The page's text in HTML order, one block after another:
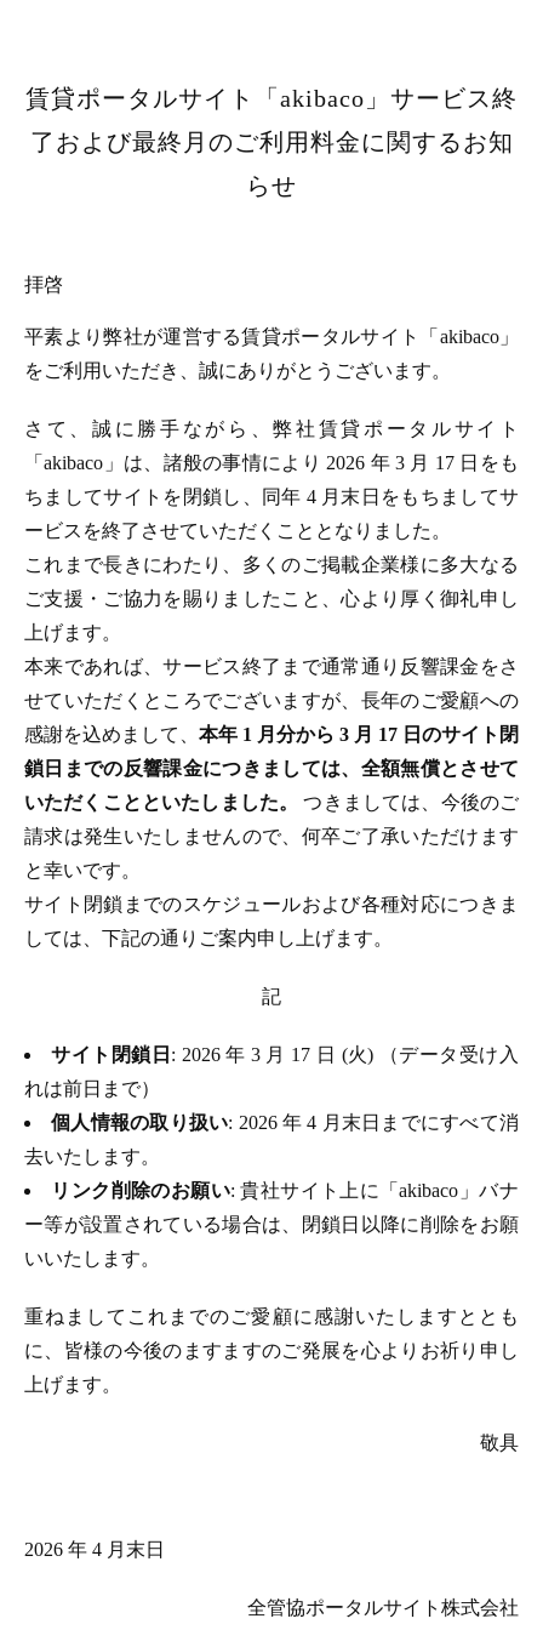
賃貸ポータルサイト「akibaco」サービス終
了および最終月のご利用料金に関するお知
らせ
拝啓
平素より弊社が運営する賃貸ポータルサイト「akibaco」
をご利用いただき、誠にありがとうございます。
さて、誠に勝手ながら、弊社賃貸ポータルサイト
「akibaco」は、諸般の事情により 2026 年 3 月 17 日をも
ちましてサイトを閉鎖し、同年 4 月末日をもちましてサ
ービスを終了させていただくこととなりました。
これまで長きにわたり、多くのご掲載企業様に多大なる
ご支援・ご協力を賜りましたこと、心より厚く御礼申し
上げます。
本来であれば、サービス終了まで通常通り反響課金をさ
せていただくところでございますが、長年のご愛顧への
感謝を込めまして、 本年 1 月分から 3 月 17 日のサイト閉
鎖日までの反響課金につきましては、全額無償とさせて
いただくことといたしました。つきましては、今後のご
請求は発生いたしませんので、何卒ご了承いただけます
と幸いです。
サイト閉鎖までのスケジュールおよび各種対応につきま
しては、下記の通りご案内申し上げます。
記
サイト閉鎖日 : 2026 年 3 月 17 日 (火) （データ受け入
れは前日まで）
個人情報の取り扱い: 2026 年 4 月末日までにすべて消
去いたします。
リンク削除のお願い: 貴社サイト上に「akibaco」バナ
ー等が設置されている場合は、閉鎖日以降に削除をお願
いいたします。
重ねましてこれまでのご愛顧に感謝いたしますととも
に、皆様の今後のますますのご発展を心よりお祈り申し
上げます。
敬具
2026 年 4 月末日
全管協ポータルサイト株式会社